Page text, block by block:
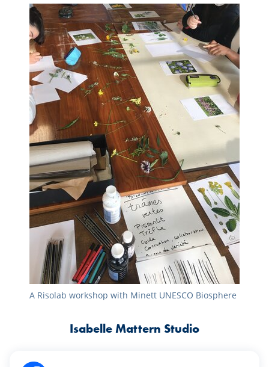
A Risolab workshop with Minett UNESCO Biosphere
Isabelle Mattern Studio